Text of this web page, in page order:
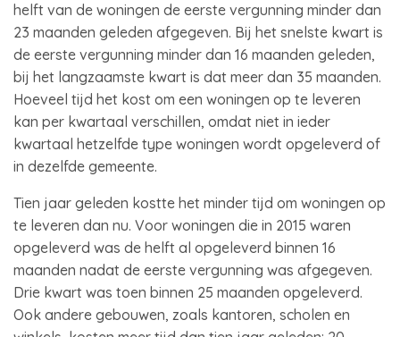
helft van de woningen de eerste vergunning minder dan
23 maanden geleden afgegeven. Bij het snelste kwart is
de eerste vergunning minder dan 16 maanden geleden,
bij het langzaamste kwart is dat meer dan 35 maanden.
Hoeveel tijd het kost om een woningen op te leveren
kan per kwartaal verschillen, omdat niet in ieder
kwartaal hetzelfde type woningen wordt opgeleverd of
in dezelfde gemeente.
Tien jaar geleden kostte het minder tijd om woningen op
te leveren dan nu. Voor woningen die in 2015 waren
opgeleverd was de helft al opgeleverd binnen 16
maanden nadat de eerste vergunning was afgegeven.
Drie kwart was toen binnen 25 maanden opgeleverd.
Ook andere gebouwen, zoals kantoren, scholen en